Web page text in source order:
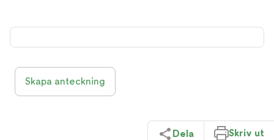
Skapa anteckning
Dela Skriv ut